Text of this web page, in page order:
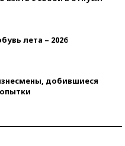
лета – 2026
добившиеся